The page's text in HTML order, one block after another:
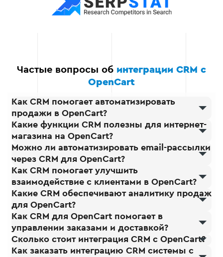
усовершенствовать ваши
внутренние процессы,
Частые вопросы об интеграции CRM с
OpenCart
Как CRM помогает автоматизировать
продажи в OpenCart?
Какие функции CRM полезны для интернет-
магазина на OpenCart?
Можно ли автоматизировать email-рассылки
через CRM для OpenCart?
Как CRM помогает улучшить
взаимодействие с клиентами в OpenCart?
Какие CRM обеспечивают аналитику продаж
для OpenCart?
Как CRM для OpenCart помогает в
управлении заказами и доставкой?
Сколько стоит интеграция CRM с OpenCart?
Как заказать интеграцию CRM системы с